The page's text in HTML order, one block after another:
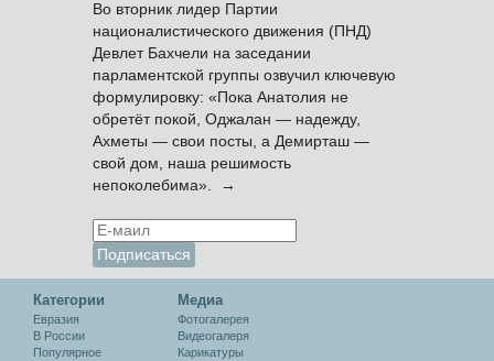
Во вторник лидер Партии
националистического движения (ПНД)
Девлет Бахчели на заседании
парламентской группы озвучил ключевую
формулировку: «Пока Анатолия не
обретёт покой, Оджалан — надежду,
Ахметы — свои посты, а Демирташ —
свой дом, наша решимость
непоколебима». →
Категории
Евразия
В России
Популярное
Медиа
Фотогалерея
Видеогалеря
Карикатуры